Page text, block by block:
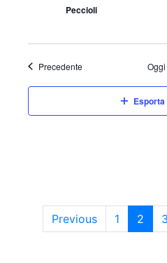
Peccioli
PrecedenteEventi Oggi
Previous 1 2 3